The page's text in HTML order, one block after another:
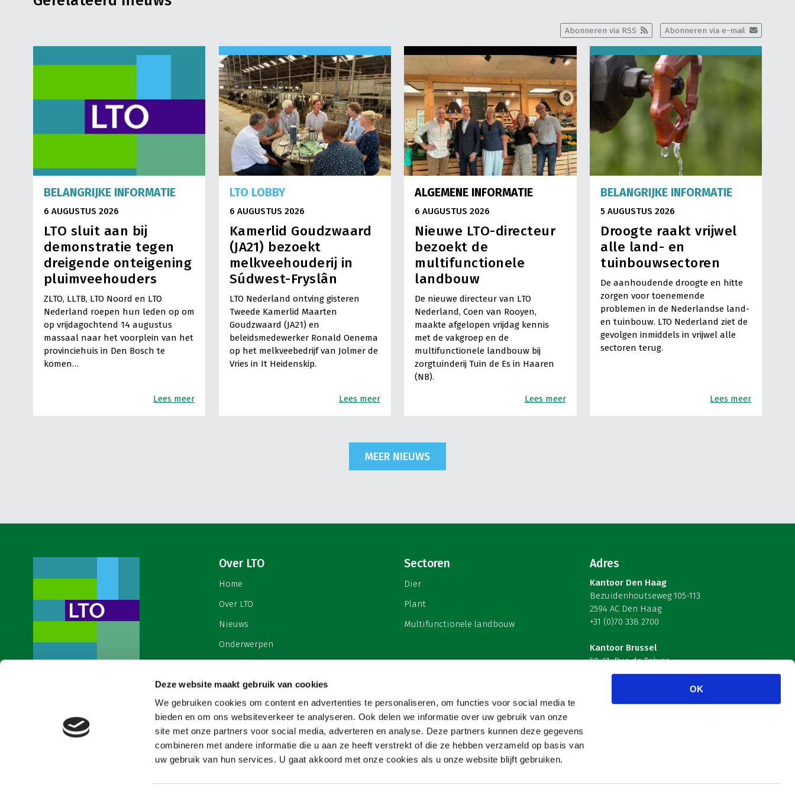
Deze website maakt gebruik van cookies
We gebruiken cookies om content en advertenties te personaliseren, om functies voor social media te
bieden en om ons websiteverkeer te analyseren. Ook delen we informatie over uw gebruik van onze
site met onze partners voor social media, adverteren en analyse. Deze partners kunnen deze gegevens
combineren met andere informatie die u aan ze heeft verstrekt of die ze hebben verzameld op basis van
uw gebruik van hun services. U gaat akkoord met onze cookies als u onze website blijft gebruiken.
OK
Abonneren via e-mail
Abonneren via RSS
BELANGRIJKE INFORMATIE
6 AUGUSTUS 2026
LTO sluit aan bij
demonstratie tegen
dreigende onteigening
pluimveehouders
ZLTO, LLTB, LTO Noord en LTO
Nederland roepen hun leden op om
op vrijdagochtend 14 augustus
massaal naar het voorplein van het
provinciehuis in Den Bosch te
komen…
Lees meer
LTO LOBBY
6 AUGUSTUS 2026
Kamerlid Goudzwaard
(JA21) bezoekt
melkveehouderij in
Súdwest-Fryslân
LTO Nederland ontving gisteren
Tweede Kamerlid Maarten
Goudzwaard (JA21) en
beleidsmedewerker Ronald Oenema
op het melkveebedrijf van Jolmer de
Vries in It Heidenskip.
Lees meer
ALGEMENE INFORMATIE
6 AUGUSTUS 2026
Nieuwe LTO-directeur
bezoekt de
multifunctionele
landbouw
De nieuwe directeur van LTO
Nederland, Coen van Rooyen,
maakte afgelopen vrijdag kennis
met de vakgroep en de
multifunctionele landbouw bij
zorgtuinderij Tuin de Es in Haaren
(NB).
Lees meer
BELANGRIJKE INFORMATIE
5 AUGUSTUS 2026
Droogte raakt vrijwel
alle land- en
tuinbouwsectoren
De aanhoudende droogte en hitte
zorgen voor toenemende
problemen in de Nederlandse land-
en tuinbouw. LTO Nederland ziet de
gevolgen inmiddels in vrijwel alle
sectoren terug.
Lees meer
MEER NIEUWS
werkgeversorganisatie met meerwaarde,
voor een sector met meerwaarde. Dat is
Land- en Tuinbouw Organisatie
Nederland (LTO).
Over LTO
Home
Over LTO
Nieuws
Onderwerpen
Contact
Cookies & privacy
Sectoren
Dier
Plant
Multifunctionele landbouw
Adres
Kantoor Den Haag
Bezuidenhoutseweg 105-113
2594 AC Den Haag
+31 (0)70 338 2700
Kantoor Brussel
59-61, Rue de Trèves
B-1040 Brussel – België
Volg ons